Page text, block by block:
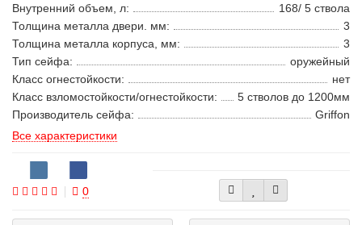
Внутренний объем, л:
168/ 5 ствола
Толщина металла двери. мм:
3
Толщина металла корпуса, мм:
3
Тип сейфа:
оружейный
Класс огнестойкости:
нет
Класс взломостойкости/огнестойкости:
5 стволов до 1200мм
Производитель сейфа:
Griffon
Все характеристики
0